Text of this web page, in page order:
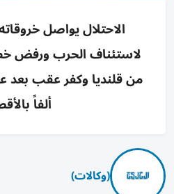
الاحتلال يواصل
لاستئناف الحرب ورفض
ألفاً
(وكالات)